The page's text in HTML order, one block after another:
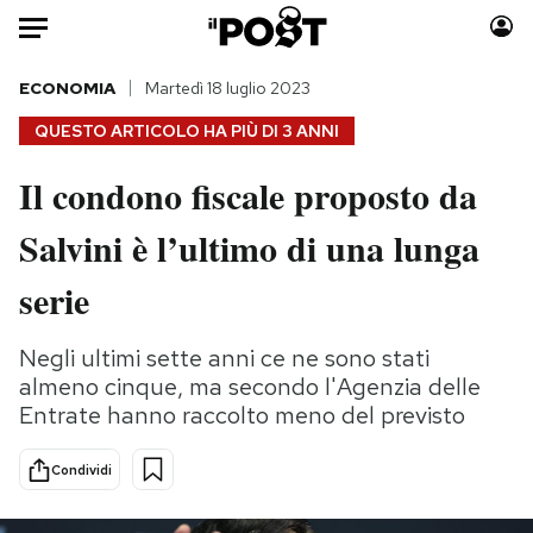
Auto
HOME
Italia
Politica
Tecnologia
Scienza
Cultura
Sport
Moda
Consumismi
Media
Europa
QUESTO ARTICOLO HA PIÙ DI 3 ANNI
ECONOMIA Martedì 18 luglio 2023
Il condono fiscale proposto da
Salvini è l’ultimo di una lunga
serie
Negli ultimi sette anni ce ne sono stati
almeno cinque, ma secondo l'Agenzia delle
Entrate hanno raccolto meno del previsto
Condividi